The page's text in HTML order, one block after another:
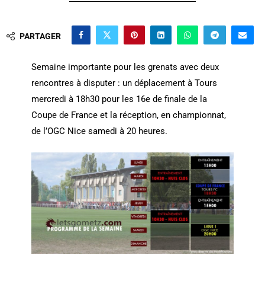
PARTAGER
Semaine importante pour les grenats avec deux
rencontres à disputer : un déplacement à Tours
mercredi à 18h30 pour les 16e de finale de la
Coupe de France et la réception, en championnat,
de l’OGC Nice samedi à 20 heures.